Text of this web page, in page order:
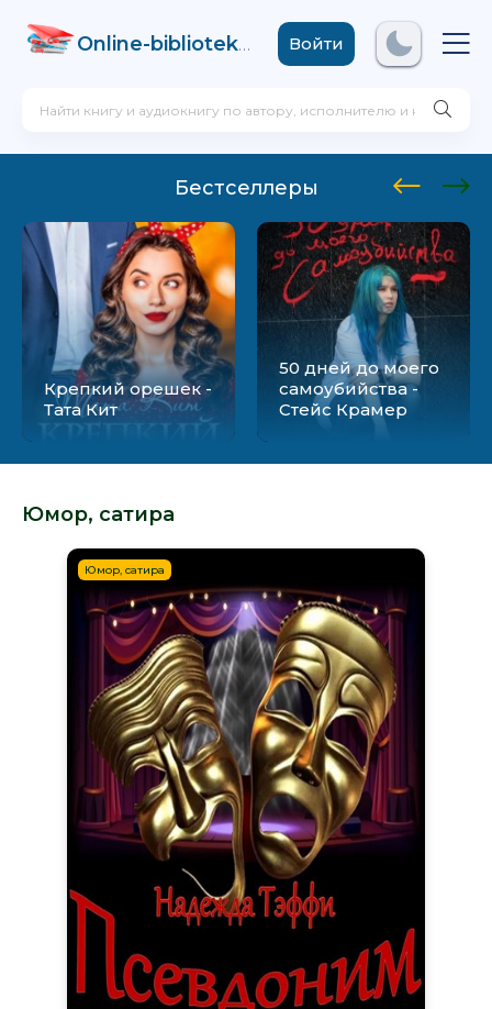
Online-biblioteka .comВойти
Бестселлеры
Крепкий орешек -
Тата Кит
50 дней до моего
самоубийства -
Стейс Крамер
Юмор, сатира
Юмор, сатира